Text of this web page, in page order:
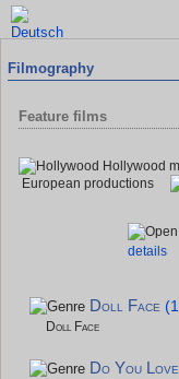
Filmography
Feature films
Hollywood
European productions
details
Doll Face
Doll Face
Do You